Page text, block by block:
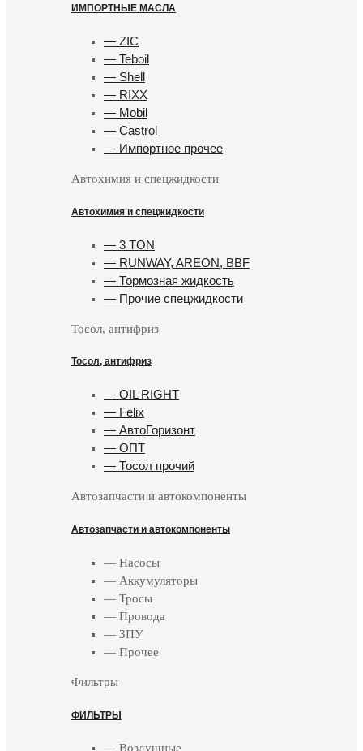
ИМПОРТНЫЕ МАСЛА
— ZIC
— Teboil
— Shell
— RIXX
— Mobil
— Castrol
— Импортное прочее
Автохимия и спецжидкости
Автохимия и спецжидкости
— 3 TON
— RUNWAY, AREON, BBF
— Тормозная жидкость
— Прочие спецжидкости
Тосол, антифриз
Тосол, антифриз
— OIL RIGHT
— Felix
— АвтоГоризонт
— ОПТ
— Тосол прочий
Автозапчасти и автокомпоненты
Автозапчасти и автокомпоненты
— Насосы
— Аккумуляторы
— Тросы
— Провода
— ЗПУ
— Прочее
Фильтры
ФИЛЬТРЫ
— Воздушные